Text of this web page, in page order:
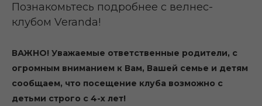
Познакомьтесь подробнее с велнес-
клубом Veranda!
ВАЖНО! Уважаемые ответственные родители, с
огромным вниманием к Вам, Вашей семье и детям
сообщаем, что посещение клуба возможно с
детьми строго с 4-х лет!